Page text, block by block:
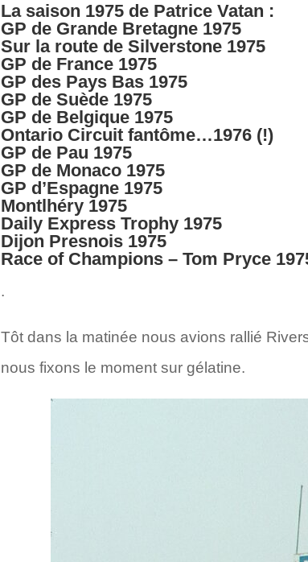
La saison 1975 de Patrice Vatan :
GP de Grande Bretagne 1975
Sur la route de Silverstone 1975
GP de France 1975
GP des Pays Bas 1975
GP de Suède 1975
GP de Belgique 1975
Ontario Circuit fantôme…1976 (!)
GP de Pau 1975
GP de Monaco 1975
GP d’Espagne 1975
Montlhéry 1975
Daily Express Trophy 1975
Dijon Presnois 1975
Race of Champions – Tom Pryce
.
Tôt dans la matinée nous avions rallié
nous fixons le moment sur gélatine.